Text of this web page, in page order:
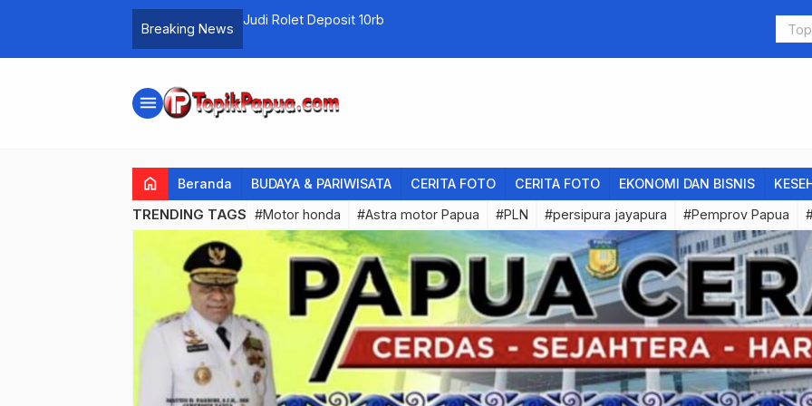
Breaking News
PLN Hadir Perkuat Fondasi Pembelajaran
menu
home Beranda BUDAYA & PARIWISATA CERITA FOTO CERITA FOTO EKONOMI DAN BISNIS
TRENDING TAGS #Motor honda #Astra motor Papua #PLN #persipura jayapura #Pemprov Papua